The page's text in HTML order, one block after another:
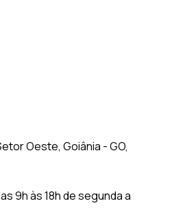
Oeste, Goiânia - GO,
9h às 18h de segunda a